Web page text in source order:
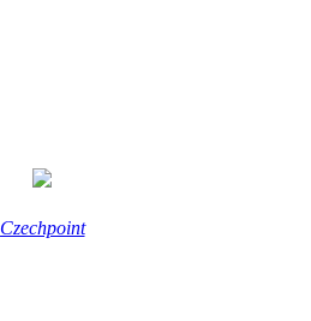
Czechpoint